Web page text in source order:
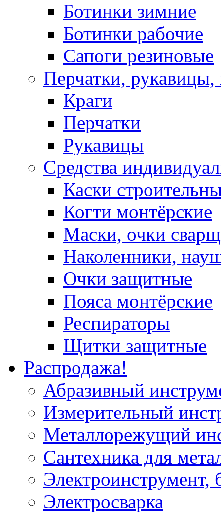
Ботинки зимние
Ботинки рабочие
Сапоги резиновые
Перчатки, рукавицы,
Краги
Перчатки
Рукавицы
Средства
Каски
Когти монтёрские
Маски, очки
Наколенники,
Очки защитные
Пояса монтёрские
Респираторы
Щитки защитные
Распродажа!
Абразивный
Измерительный
Металлорежущий
Сантехника для
Электроинструмент,
Электросварка